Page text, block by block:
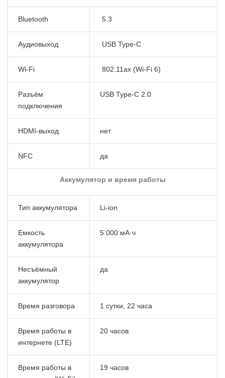
Bluetooth 5.3
Аудиовыход USB Type-C
Wi-Fi 802.11ax (Wi-Fi 6)
Разъём
подключения
USB Type-C 2.0
HDMI-выход нет
NFC да
Аккумулятор и время работы
Тип аккумулятора Li-ion
Емкость
аккумулятора
5 000 мА·ч
Несъёмный
аккумулятор
да
Время разговора 1 сутки, 22 часа
Время работы в
интернете (LTE)
20 часов
Время работы в
19 часов